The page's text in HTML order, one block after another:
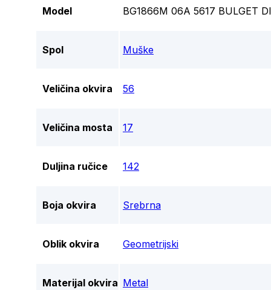
Model BG1866M 06A 5617 BULGET
Spol Muške
Veličina okvira 56
Veličina mosta 17
Duljina ručice 142
Boja okvira Srebrna
Oblik okvira Geometrijski
Materijal okvira Metal